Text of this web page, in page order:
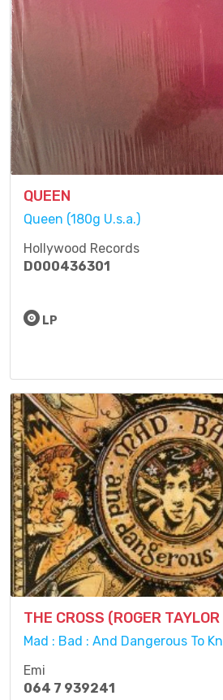
QUEEN
Queen (180g U.s.a.)
Hollywood Records
D000436301
LP
THE CROSS (ROGER
Mad : Bad : And Dangerous To
Emi
064 7 939241